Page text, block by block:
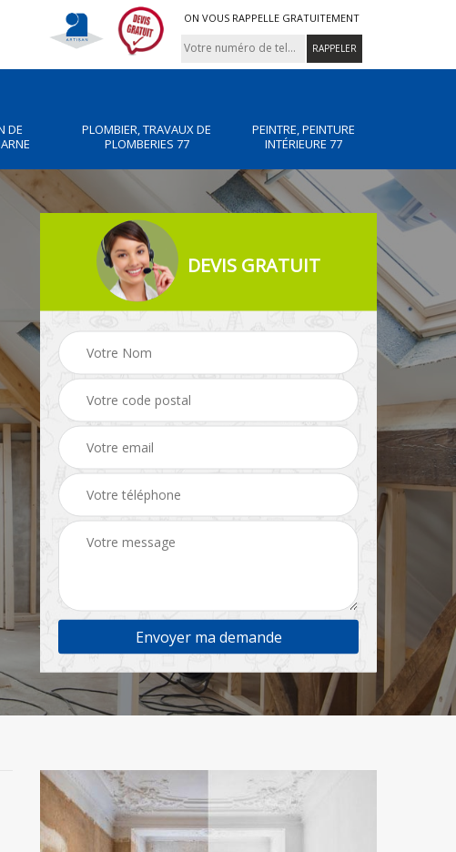
ON VOUS RAPPELLE GRATUITEMENT
DE
PLOMBIER, TRAVAUX DE
PLOMBERIES 77
PEINTRE, PEINTURE
INTÉRIEURE 77
de
77
Peintre, peinture
intérieure 77
Rénovation de maison
DEVIS GRATUIT